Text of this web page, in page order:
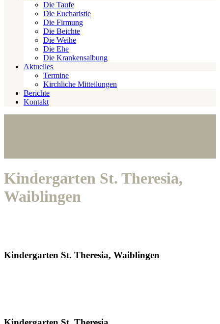
Die Taufe
Die Eucharistie
Die Firmung
Die Beichte
Die Weihe
Die Ehe
Die Krankensalbung
Aktuelles
Termine
Kirchliche Mitteilungen
Berichte
Kontakt
Kindergarten St. Theresia,
Waiblingen
Kindergarten St. Theresia, Waiblingen